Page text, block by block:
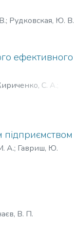
; Рудковская, Ю. В.
ефективного
С. А.
підприємством
А.; Гавриш, Ю.
В. П.